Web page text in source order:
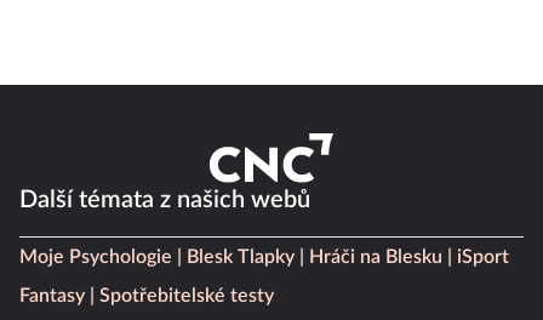
Další témata z našich webů
Moje Psychologie Blesk Tlapky Hráči na Blesku
iSport
Fantasy
Spotřebitelské testy